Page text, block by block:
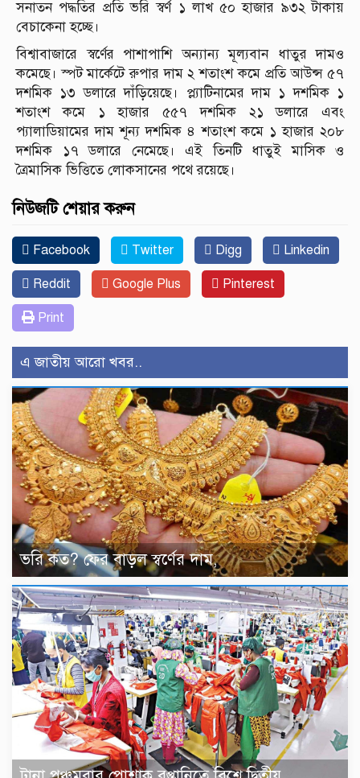
সনাতন পদ্ধতির প্রতি ভরি স্বর্ণ ১ লাখ ৫০ হাজার ৯৩২ টাকায়
বেচাকেনা হচ্ছে।
বিশ্বাবাজারে স্বর্ণের পাশাপাশি অন্যান্য মূল্যবান ধাতুর দামও
কমেছে। স্পট মার্কেটে রুপার দাম ২ শতাংশ কমে প্রতি আউন্স ৫৭
দশমিক ১৩ ডলারে দাঁড়িয়েছে। প্ল্যাটিনামের দাম ১ দশমিক ১
শতাংশ কমে ১ হাজার ৫৫৭ দশমিক ২১ ডলারে এবং
প্যালাডিয়ামের দাম শূন্য দশমিক ৪ শতাংশ কমে ১ হাজার ২০৮
দশমিক ১৭ ডলারে নেমেছে। এই তিনটি ধাতুই মাসিক ও
ত্রৈমাসিক ভিত্তিতে লোকসানের পথে রয়েছে।
নিউজটি শেয়ার করুন
Facebook Twitter Digg Linkedin
Reddit Google Plus Pinterest
Print
এ জাতীয় আরো খবর..
ভরি কত? ফের বাড়ল স্বর্ণের দাম,